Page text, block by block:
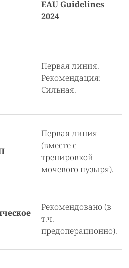
EAU Guidelines
2024
Первая линия.
Рекомендация:
Сильная.
Первая линия
(вместе с
тренировкой
мочевого пузыря).
Рекомендовано (в
т.ч.
предоперационно).